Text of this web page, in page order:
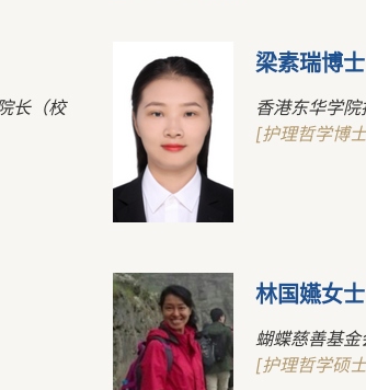
长（校
梁素瑞博士
香港东华学
[护理哲学博
林国嬿女士
蝴蝶慈善基
[护理哲学硕